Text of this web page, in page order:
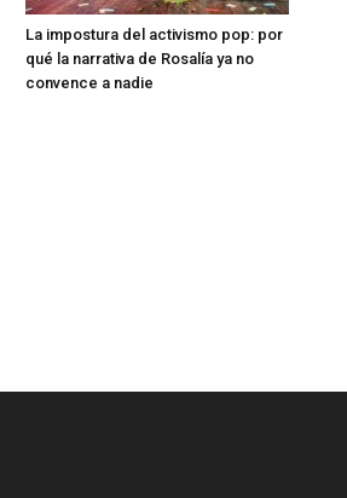
La impostura del activismo pop: por
qué la narrativa de Rosalía ya no
convence a nadie